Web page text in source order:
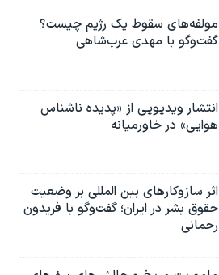
مولفه‌های سقوط یک رژیم چیست؟
گفت‌وگو با مهدی عرب‌شاهی
انتشار ویدیویی از «پدیده‌ ناشناس
هوایی» در خاورمیانه
اثر ساز‌و‌کارهای بین المللی بر وضعیت
حقوق بشر در ایران؛ گفت‌وگو با فریدون
رحمانی